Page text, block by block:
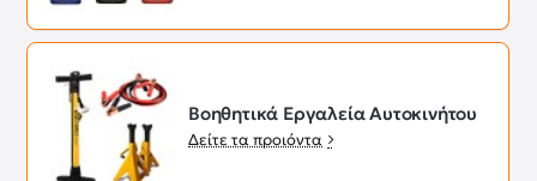
Βοηθητικά Εργαλεία Αυτοκινήτου
Δείτε τα προιόντα